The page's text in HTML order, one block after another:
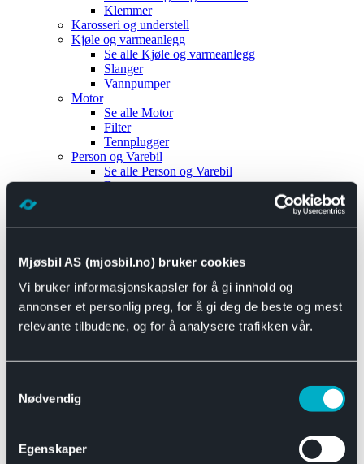
Mjøsbil AS (mjosbil.no) bruker cookies
Vi bruker informasjonskapsler for å gi innhold og
annonser et personlig preg, for å gi deg de beste og mest
relevante tilbudene, og for å analysere trafikken vår.
Nødvendig
Egenskaper
Klemmer
Karosseri og understell
Kjøle og varmeanlegg
Se alle Kjøle og varmeanlegg
Slanger
Vannpumper
Motor
Se alle Motor
Filter
Tennplugger
Person og Varebil
Se alle Person og Varebil
Brems
Motor og drivverk
Se alle Universal
Bremsedeler
Se alle Bremsedeler
Bremsenippler
Drivline og motor
Se alle Drivline og motor
Eksosanlegg